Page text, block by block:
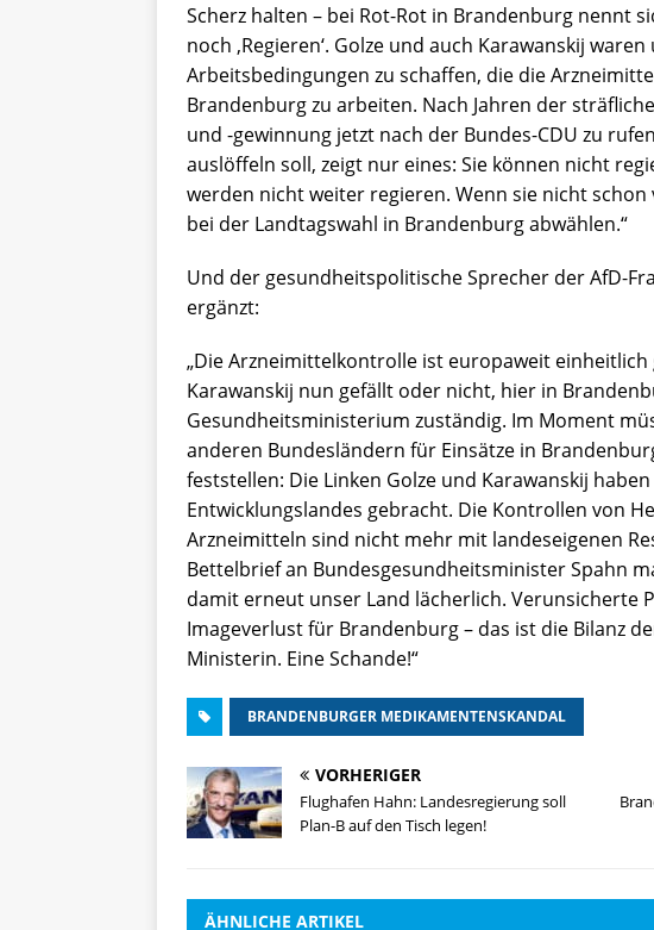
Scherz halten – bei Rot-Rot in Brandenburg nennt
noch ‚Regieren‘. Golze und auch Karawanskij
Arbeitsbedingungen zu schaffen, die die
Brandenburg zu arbeiten. Nach Jahren der
und -gewinnung jetzt nach der Bundes-CDU zu
auslöffeln soll, zeigt nur eines: Sie können nicht
werden nicht weiter regieren. Wenn sie nicht
bei der Landtagswahl in Brandenburg abwählen.“
Und der gesundheitspolitische Sprecher der AfD-
ergänzt:
„Die Arzneimittelkontrolle ist europaweit einheitlich
Karawanskij nun gefällt oder nicht, hier in
Gesundheitsministerium zuständig. Im Moment
anderen Bundesländern für Einsätze in
feststellen: Die Linken Golze und Karawanskij
Entwicklungslandes gebracht. Die Kontrollen von
Arzneimitteln sind nicht mehr mit landeseigenen
Bettelbrief an Bundesgesundheitsminister Spahn
damit erneut unser Land lächerlich. Verunsicherte
Imageverlust für Brandenburg – das ist die Bilanz
Ministerin. Eine Schande!“
BRANDENBURGER MEDIKAMENTENSKANDAL
VORHERIGER
Flughafen Hahn: Landesregierung soll
Plan-B auf den Tisch legen!
ÄHNLICHE ARTIKEL